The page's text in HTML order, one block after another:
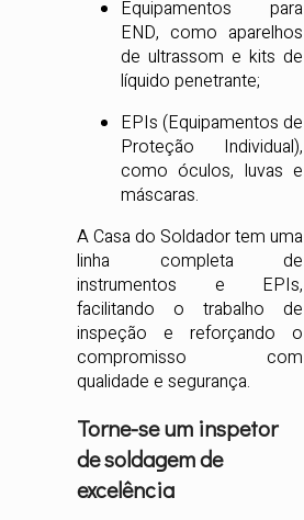
Equipamentos para
END, como aparelhos
de ultrassom e kits de
líquido penetrante;
EPIs (Equipamentos de
Proteção Individual),
como óculos, luvas e
máscaras.
A Casa do Soldador tem uma
linha completa de
instrumentos e EPIs,
facilitando o trabalho de
inspeção e reforçando o
compromisso com
qualidade e segurança.
Torne-se um inspetor
de soldagem de
excelência